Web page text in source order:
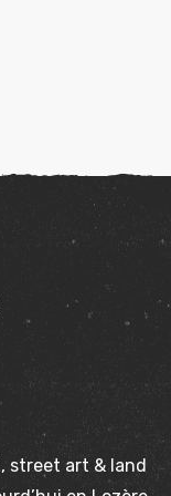
street art & land